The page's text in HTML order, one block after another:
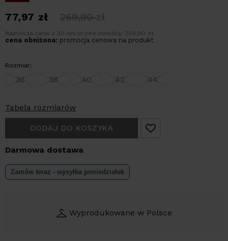
77,97 zł 269,90zł
Najniższa cena z 30 dni przed obniżką: 259,90 zł
cena obniżona: promocja cenowa na produkt
Rozmiar:
36 38 40 42 44
Tabela rozmiarów
DODAJ DO KOSZYKA
Darmowa dostawa
Zamów teraz - wysyłka poniedziałek
Wyprodukowane w Polsce